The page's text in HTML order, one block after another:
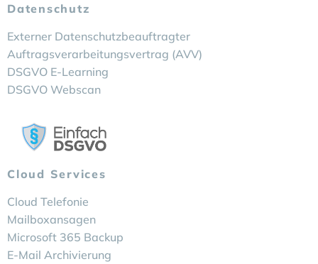
Datenschutz
Externer Datenschutzbeauftragter
Auftragsverarbeitungsvertrag (AVV)
DSGVO E-Learning
DSGVO Webscan
Cloud Services
Cloud Telefonie
Mailboxansagen
Microsoft 365 Backup
E-Mail Archivierung